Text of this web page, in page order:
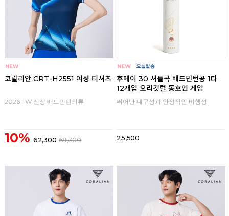
코랄리안 CRT-H2551 여성 티셔츠
2026 FW 신상 배드민턴의류
10% 62,300 69,300
후메이 30 셔틀콕 배드민턴공 1타
12개입 오리깃털 동호인 게임
뛰어난 내구성과 안정적인 비행성
25,500